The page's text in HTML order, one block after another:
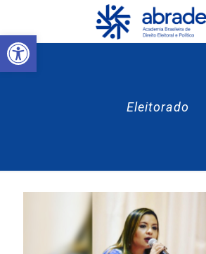
Abrir a barra de ferramentas
Eleitorado